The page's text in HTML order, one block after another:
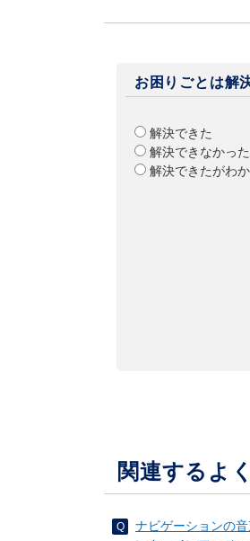
お困りごとは解
解決できた
解決できなかった
解決できたがわ
関連するよ
ナビゲーションの